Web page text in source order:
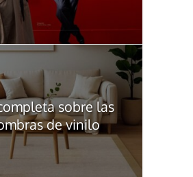
sobre las
de vinilo